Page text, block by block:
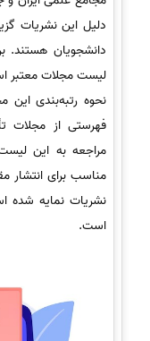
دلیل این نشریات
دانشجویان هستند.
لیست مجلات معتبر
نحوه رتبه‌بندی این
فهرستی از مجلات
مراجعه به این
مناسب برای انتشار
است.